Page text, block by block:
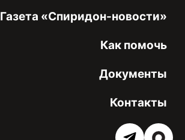
Газета «Спиридон-новости»
Как помочь
Документы
Контакты